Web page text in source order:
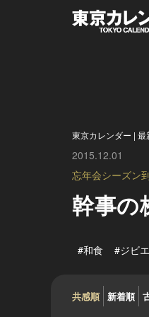
東京カレンダー |
2015.12.01
忘年会シーズン
幹事の
#和食 #ジビエ
共感順 新着順